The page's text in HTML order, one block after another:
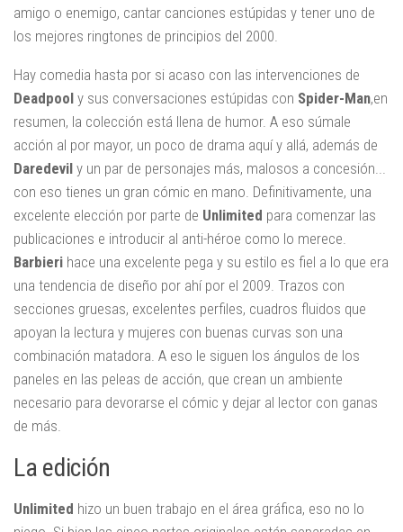
amigo o enemigo, cantar canciones estúpidas y tener uno de
los mejores ringtones de principios del 2000.
Hay comedia hasta por si acaso con las intervenciones de
Deadpool y sus conversaciones estúpidas con Spider-Man,en
resumen, la colección está llena de humor. A eso súmale
acción al por mayor, un poco de drama aquí y allá, además de
Daredevil y un par de personajes más, malosos a concesión...
con eso tienes un gran cómic en mano. Definitivamente, una
excelente elección por parte de Unlimited para comenzar las
publicaciones e introducir al anti-héroe como lo merece.
Barbieri hace una excelente pega y su estilo es fiel a lo que era
una tendencia de diseño por ahí por el 2009. Trazos con
secciones gruesas, excelentes perfiles, cuadros fluidos que
apoyan la lectura y mujeres con buenas curvas son una
combinación matadora. A eso le siguen los ángulos de los
paneles en las peleas de acción, que crean un ambiente
necesario para devorarse el cómic y dejar al lector con ganas
de más.
La edición
Unlimited hizo un buen trabajo en el área gráfica, eso no lo